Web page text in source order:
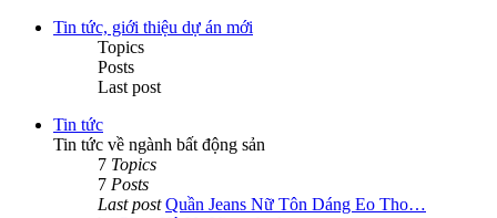
Tin tức, giới thiệu dự án mới
Topics
Posts
Last post
Tin tức
Tin tức về ngành bất động sản
7 Topics
7 Posts
Last post Quần Jeans Nữ Tôn Dáng Eo Tho…